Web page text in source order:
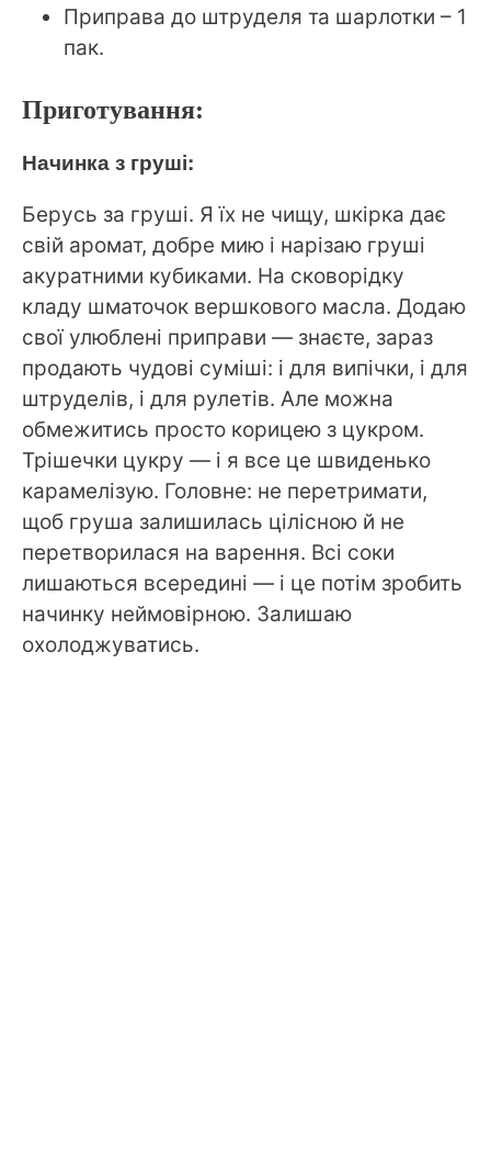
Приправа до штруделя та шарлотки – 1
пак.
Приготування:
Начинка з груші:
Берусь за груші. Я їх не чищу, шкірка дає
свій аромат, добре мию і нарізаю груші
акуратними кубиками. На сковорідку
кладу шматочок вершкового масла. Додаю
свої улюблені приправи — знаєте, зараз
продають чудові суміші: і для випічки, і для
штруделів, і для рулетів. Але можна
обмежитись просто корицею з цукром.
Трішечки цукру — і я все це швиденько
карамелізую. Головне: не перетримати,
щоб груша залишилась цілісною й не
перетворилася на варення. Всі соки
лишаються всередині — і це потім зробить
начинку неймовірною. Залишаю
охолоджуватись.